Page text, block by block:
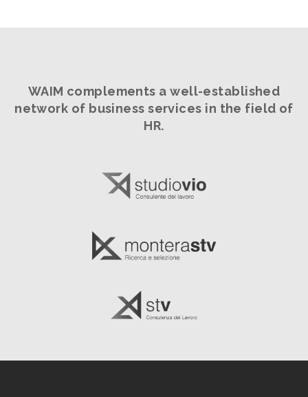
WAIM complements a well-established
network of business services in the field of
HR.